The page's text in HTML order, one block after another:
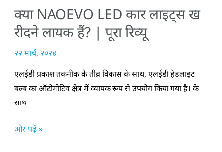
क्या NAOEVO LED कार लाइट्स ख
रीदने लायक हैं? | पूरा रिव्यू
२२ मार्च, २०२४
एलईडी प्रकाश तकनीक के तीव्र विकास के साथ, एलईडी हेडलाइट
बल्ब का ऑटोमोटिव क्षेत्र में व्यापक रूप से उपयोग किया गया है। के
साथ
|
पूरा
और पढ़ें »